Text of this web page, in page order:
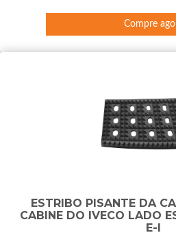
Compre
ESTRIBO PISANTE DA
CABINE DO IVECO LADO
E-I